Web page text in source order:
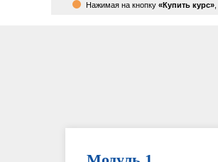
Нажимая на кнопку «Купить курс»